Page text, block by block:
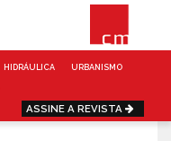
HIDRÁULICA URBANISMO
ASSINE A REVISTA